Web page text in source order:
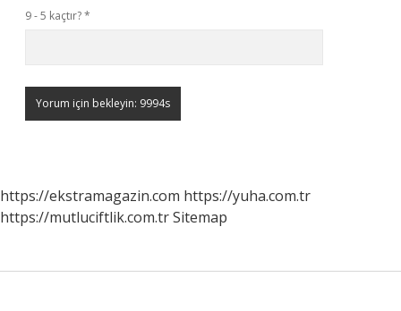
9 - 5 kaçtır?*
https://ekstramagazin.com https://yuha.com.tr
https://mutluciftlik.com.trSitemap